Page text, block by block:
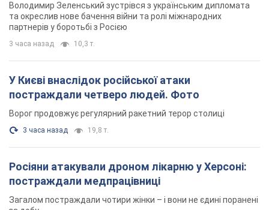
Володимир Зеленський зустрівся з українським дипломата
та окреслив нове бачення війни та ролі міжнародних
партнерів у боротьбі з Росією
3 часа назад 10,3 т.
У Києві внаслідок російської атаки
постраждали четверо людей. Фото
Ворог продовжує регулярний ракетний терор столиці
3 часа назад 19,8 т.
Росіяни атакували дроном лікарню у Херсоні:
постраждали медпрацівниці
Загалом постраждали чотири жінки – і вони не єдині поранені